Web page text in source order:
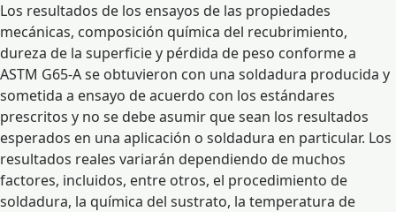
Los resultados de los ensayos de las propiedades
mecánicas, composición química del recubrimiento,
dureza de la superficie y pérdida de peso conforme a
ASTM G65-A se obtuvieron con una soldadura producida y
sometida a ensayo de acuerdo con los estándares
prescritos y no se debe asumir que sean los resultados
esperados en una aplicación o soldadura en particular. Los
resultados reales variarán dependiendo de muchos
factores, incluidos, entre otros, el procedimiento de
soldadura, la química del sustrato, la temperatura de